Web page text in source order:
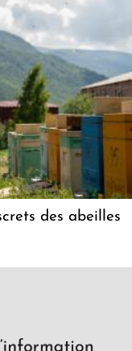
des abeilles